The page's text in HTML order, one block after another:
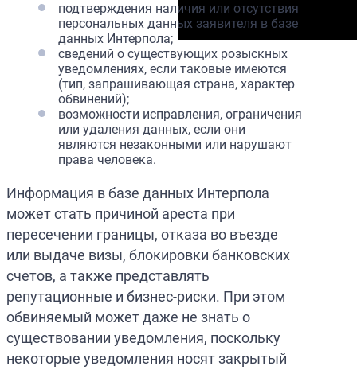
подтверждения наличия или отсутствия
персональных данных заявителя в базе
данных Интерпола;
сведений о существующих розыскных
уведомлениях, если таковые имеются
(тип, запрашивающая страна, характер
обвинений);
возможности исправления, ограничения
или удаления данных, если они
являются незаконными или нарушают
права человека.
Информация в базе данных Интерпола
может стать причиной ареста при
пересечении границы, отказа во въезде
или выдаче визы, блокировки банковских
счетов, а также представлять
репутационные и бизнес-риски. При этом
обвиняемый может даже не знать о
существовании уведомления, поскольку
некоторые уведомления носят закрытый